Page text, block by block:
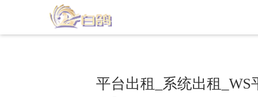
平台出租_系统出租